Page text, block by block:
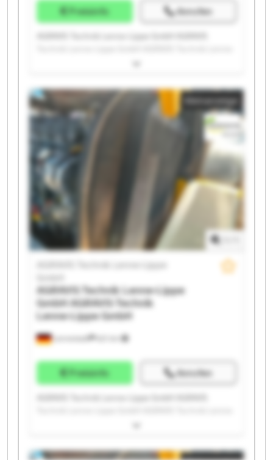
Preisinfo Anrufen
AGRAVIS Technik Lenne-Lippe GmbH AGRAVIS
Lippe GmbH AGRAVIS Technik Lenne-Lippe GmbH
Technik Lenne-Lippe GmbH AGRAVIS Technik Lenne-
Lippe GmbH AGRAVIS Technik Lenne-Lippe GmbH
AGRAVIS Technik Lenne-Lippe GmbH AGRAVIS
Technik Lenne-Lippe GmbH AGRAVIS Technik Lenne-
Lippe GmbH AGRAVIS Technik Lenne-Lippe GmbH
AGRAVIS Technik Lenne-Lippe GmbH AGRAVIS
Technik Lenne-Lippe GmbH AGRAVIS Technik Lenne-
Lippe GmbH AGRAVIS Technik Lenne-Lippe GmbH
AGRAVIS Technik Lenne-Lippe GmbH AGRAVIS
Technik Lenne-Lippe GmbH AGRAVIS Technik Lenne-
Lippe GmbH AGRAVIS Technik Lenne-Lippe GmbH
Kleinanzeige
Lennestadt
AGRAVIS Technik Lenne-Lippe
AGRAVIS Technik Lenne-Lippe
GmbHAGRAVIS Technik
Lenne-Lippe GmbH
Preisinfo Anrufen
AGRAVIS Technik Lenne-Lippe GmbH AGRAVIS
Lippe GmbH AGRAVIS Technik Lenne-Lippe GmbH
Technik Lenne-Lippe GmbH AGRAVIS Technik Lenne-